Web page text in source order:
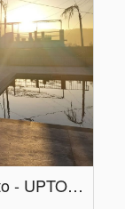
Apartamentos em emprendimento - UPTOWN 12